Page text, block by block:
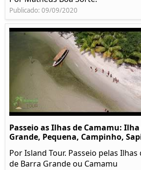
Publicado: 09/09/2020
Passeio as Ilhas de Camamu:
Grande, Pequena, Campinho,
Por Island Tour. Passeio pelas Ilhas
de Barra Grande ou Camamu